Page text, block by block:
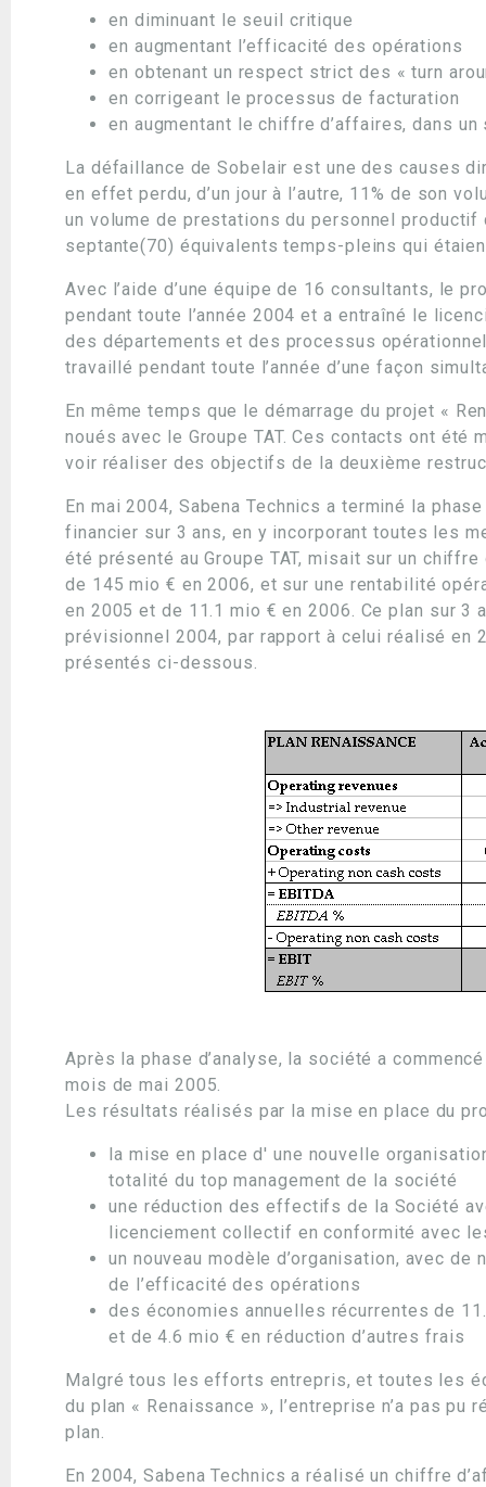
en diminuant le seuil critique
en augmentant l’efficacité des opérations
en obtenant un respect strict des « turn
en corrigeant le processus de facturation
en augmentant le chiffre d’affaires, dans
La défaillance de Sobelair est une des causes
en effet perdu, d’un jour à l’autre, 11% de son
un volume de prestations du personnel
septante(70) équivalents temps-pleins qui
Avec l’aide d’une équipe de 16 consultants, le
pendant toute l’année 2004 et a entraîné le
des départements et des processus
travaillé pendant toute l’année d’une façon
En même temps que le démarrage du projet «
noués avec le Groupe TAT. Ces contacts ont été
voir réaliser des objectifs de la deuxième
En mai 2004, Sabena Technics a terminé la
financier sur 3 ans, en y incorporant toutes les
été présenté au Groupe TAT, misait sur un
de 145 mio € en 2006, et sur une rentabilité
en 2005 et de 11.1 mio € en 2006. Ce plan sur
prévisionnel 2004, par rapport à celui réalisé
présentés ci-dessous.
Après la phase d’analyse, la société a
mois de mai 2005.
Les résultats réalisés par la mise en place du
la mise en place d' une nouvelle
totalité du top management de la société
une réduction des effectifs de la Société
licenciement collectif en conformité avec
un nouveau modèle d’organisation, avec
de l’efficacité des opérations
des économies annuelles récurrentes de
et de 4.6 mio € en réduction d’autres frais
Malgré tous les efforts entrepris, et toutes les
du plan « Renaissance », l’entreprise n’a pas
plan.
En 2004, Sabena Technics a réalisé un chiffre